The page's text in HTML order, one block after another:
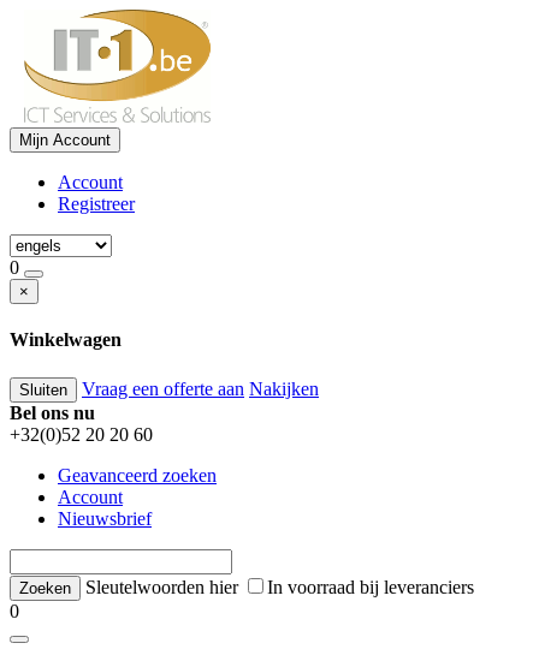
Mijn Account
Account
Registreer
0
×
Winkelwagen
Sluiten Vraag een offerte aan Nakijken
Bel ons nu
+32(0)52 20 20 60
Geavanceerd zoeken
Account
Nieuwsbrief
Sleutelwoorden hier
In voorraad bij leveranciers
0